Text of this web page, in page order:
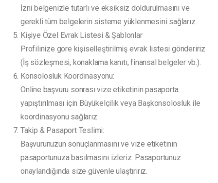
İzni belgenizle tutarlı ve eksiksiz doldurulmasını ve
gerekli tüm belgelerin sisteme yüklenmesini sağlarız.
Kişiye Özel Evrak Listesi & Şablonlar
Profilinize göre kişiselleştirilmiş evrak listesi göndeririz
(İş sözleşmesi, konaklama kanıtı, finansal belgeler vb.).
Konsolosluk Koordinasyonu:
Online başvuru sonrası vize etiketinin pasaporta
yapıştırılması için Büyükelçilik veya Başkonsolosluk ile
koordinasyonu sağlarız.
Takip & Pasaport Teslimi:
Başvurunuzun sonuçlanmasını ve vize etiketinin
pasaportunuza basılmasını izleriz. Pasaportunuz
onaylandığında size güvenle ulaştırırız.